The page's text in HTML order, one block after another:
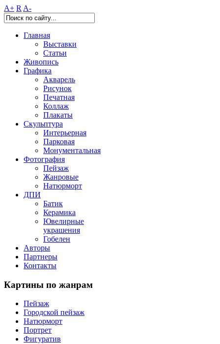
A+ R A-
Главная
Выставки
Статьи
Живопись
Графика
Акварель
Рисунок
Печатная
Коллаж
Плакаты
Скульптура
Интерьерная
Парковая
Монументальная
Фотография
Пейзаж
Жанровые
Натюрморт
ДПИ
Батик
Керамика
Ювелирные
украшения
Гобелен
Авторы
Партнеры
Контакты
Картины по жанрам
Пейзаж
Городской пейзаж
Натюрморт
Портрет
Фигуратив